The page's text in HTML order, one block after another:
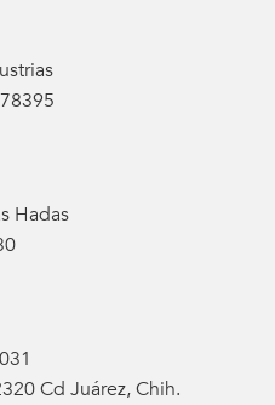
Hadas
Cd Juárez, Chih.